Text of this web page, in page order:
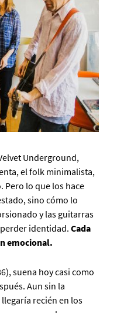
Underground,
el folk minimalista,
Pero lo que los hace
sino cómo lo
y las guitarras
identidad. Cada
emocional.
suena hoy casi como
Aun sin la
recién en los